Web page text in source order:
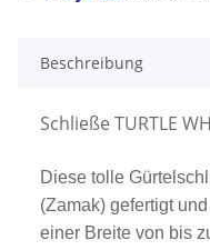
Beschreibung
Schließe TURTLE
Diese tolle
(Zamak) gefertigt
einer Breite von bis